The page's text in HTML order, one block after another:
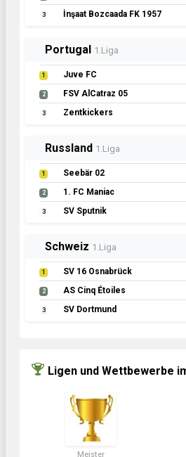
3 İnşaat Bozcaada FK 1957
Portugal 1.Liga
1 Juve FC
2 FSV AlCatraz 05
3 Zentkickers
Russland 1.Liga
1 Seebär 02
2 1. FC Maniac
3 SV Sputnik
Schweiz 1.Liga
1 SV 16 Osnabrück
2 AS Cinq Étoiles
3 SV Dortmund
Ligen und Wettbewerbe
Meister